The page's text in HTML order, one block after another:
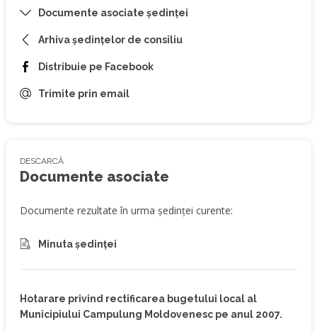
DESCARCĂ
Documente asociate
Documente rezultate în urma ședinței curente:
Minuta ședinței
Hotarare privind rectificarea bugetului local al
Municipiului Campulung Moldovenesc pe anul 2007.
Documente asociate ședinței
Arhiva ședințelor de consiliu
Distribuie pe Facebook
Trimite prin email